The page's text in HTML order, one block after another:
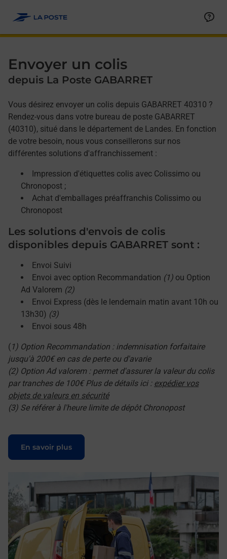
Envoyer un colis
depuis La Poste GABARRET
Vous désirez envoyer un colis depuis GABARRET 40310 ?
Rendez-vous dans votre bureau de poste GABARRET
(40310), situé dans le département de Landes. En fonction
de votre besoin, nous vous conseillerons sur nos
différentes solutions d'affranchissement :
Impression d'étiquettes colis avec Colissimo ou
Chronopost ;
Achat d'emballages préaffranchis Colissimo ou
Chronopost
Les solutions d'envois de colis
disponibles depuis GABARRET sont :
Envoi Suivi
Envoi avec option Recommandation (1) ou Option
Ad Valorem (2)
Envoi Express (dès le lendemain matin avant 10h ou
13h30) (3)
Envoi sous 48h
( 1) Option Recommandation : indemnisation forfaitaire
jusqu'à 200€ en cas de perte ou d'avarie
(2) Option Ad valorem : permet d'assurer la valeur du colis
par tranches de 100€ Plus de détails ici : expédier vos
objets de valeurs en sécurité
(3) Se référer à l'heure limite de dépôt Chronopost
En savoir plus
Le lien s'ouvre dans un nouvel onglet